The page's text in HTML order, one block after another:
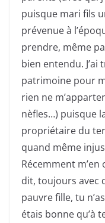
puisque mari fils
prévenue à
prendre, même
bien entendu.
patrimoine pour
rien ne
nèfles…) puisque
propriétaire du
quand même
Récemment
dit, toujours avec
pauvre fille, tu
étais bonne qu’à